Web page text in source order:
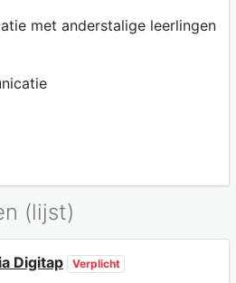
met anderstalige leerlingen
(lijst)
Digitap Verplicht